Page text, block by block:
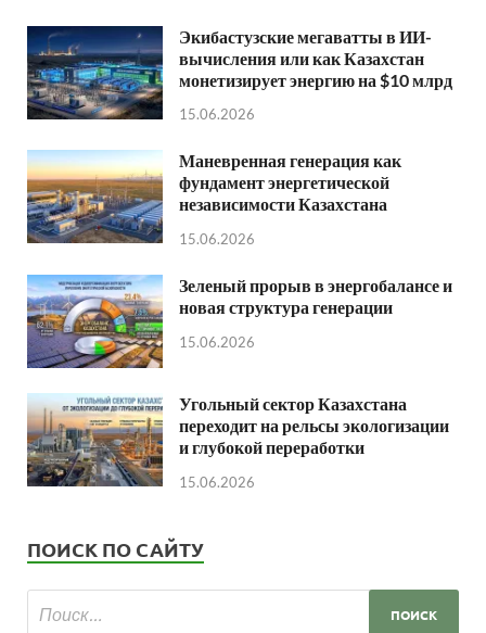
Экибастузские мегаватты в ИИ-
вычисления или как Казахстан
монетизирует энергию на $10 млрд
15.06.2026
Маневренная генерация как
фундамент энергетической
независимости Казахстана
15.06.2026
Зеленый прорыв в энергобалансе и
новая структура генерации
15.06.2026
Угольный сектор Казахстана
переходит на рельсы экологизации
и глубокой переработки
15.06.2026
ПОИСК ПО САЙТУ